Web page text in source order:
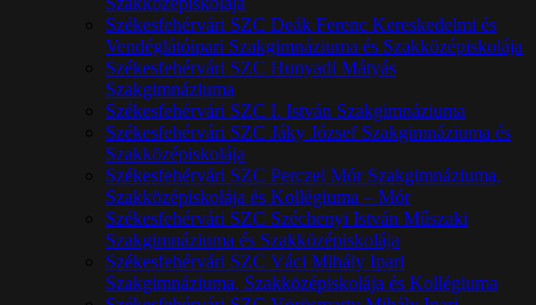
Székesfehérvári SZC Deák Ferenc Kereskedelmi és
Vendéglátóipari Szakgimnáziuma és Szakközépiskolája
Székesfehérvári SZC Hunyadi Mátyás
Szakgimnáziuma
Székesfehérvári SZC I. István Szakgimnáziuma
Székesfehérvári SZC Jáky József Szakgimnáziuma és
Szakközépiskolája
Székesfehérvári SZC Perczel Mór Szakgimnáziuma,
Szakközépiskolája és Kollégiuma – Mór
Székesfehérvári SZC Széchenyi István Műszaki
Szakgimnáziuma és Szakközépiskolája
Székesfehérvári SZC Váci Mihály Ipari
Szakgimnáziuma, Szakközépiskolája és Kollégiuma